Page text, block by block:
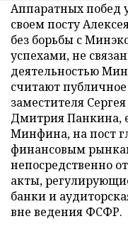
Аппаратных побед
своем посту
без борьбы с
успехами, не
деятельностью
считают публичное
заместителя
Дмитрия Панкина,
Минфина, на пост
финансовым
непосредственно
акты,
банки и
вне ведения ФСФР.